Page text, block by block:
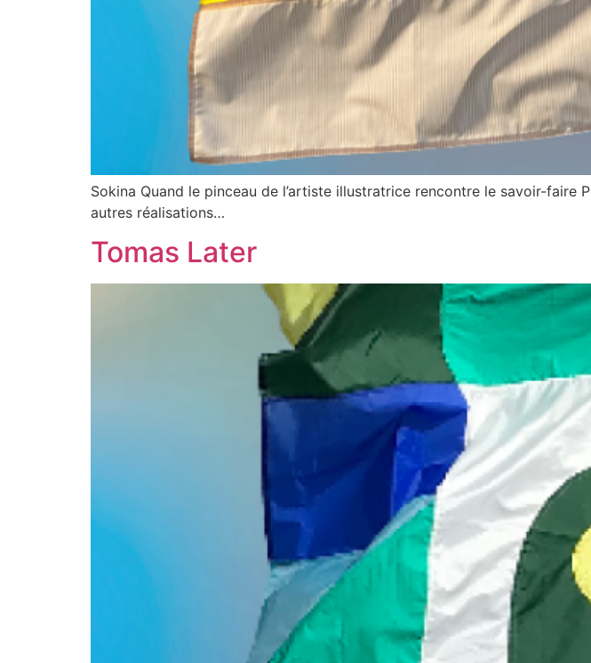
Sokina Quand le pinceau de l’artiste illustratrice rencontre le savoir-
autres réalisations…
Tomas Later